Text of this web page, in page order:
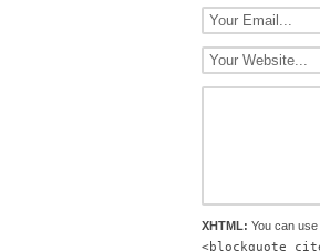
XHTML: You can
<blockquote